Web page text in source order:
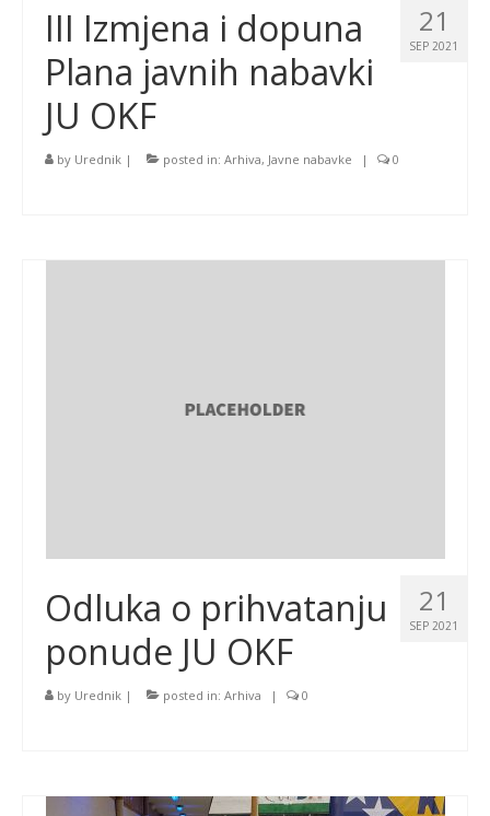
21
SEP 2021
III Izmjena i dopuna
Plana javnih nabavki
JU OKF
by Urednik | posted in: Arhiva, Javne nabavke | 0
21
SEP 2021
Odluka o prihvatanju
ponude JU OKF
by Urednik | posted in: Arhiva | 0